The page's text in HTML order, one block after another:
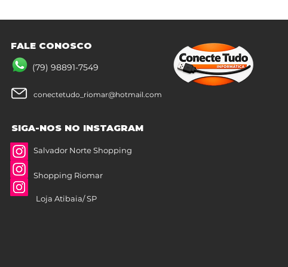
FALE CONOSCO
(79) 98891-7549
conectetudo_riomar@hotmail.com
SIGA-NOS NO INSTAGRAM
Salvador Norte Shopping
Shopping Riomar
Loja Atibaia/ SP